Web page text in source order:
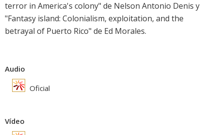
terror in America's colony" de Nelson Antonio Denis y
"Fantasy island: Colonialism, exploitation, and the
betrayal of Puerto Rico" de Ed Morales.
Audio
Oficial
Vídeo